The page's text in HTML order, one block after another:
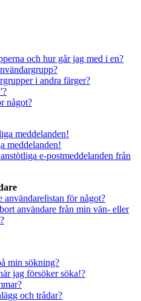
och hur går jag med i en?
i andra färger?
något?
meddelanden!
meddelanden!
e-postmeddelanden från
användarelistan för något?
användare från min vän- eller
min sökning?
jag försöker söka!?
och trådar?